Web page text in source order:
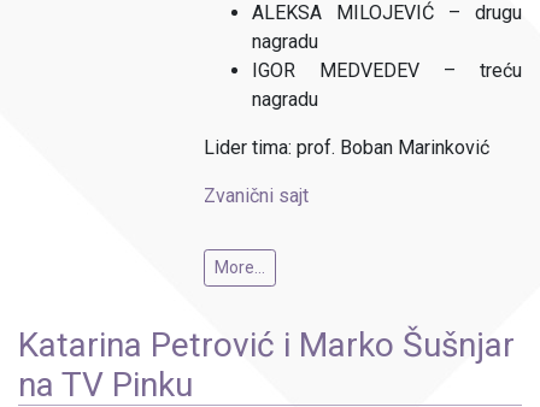
ALEKSA MILOJEVIĆ – drugu
nagradu
IGOR MEDVEDEV – treću
nagradu
Lider tima: prof. Boban Marinković
Zvanični sajt
More...
Katarina Petrović i Marko Šušnjar
na TV Pinku